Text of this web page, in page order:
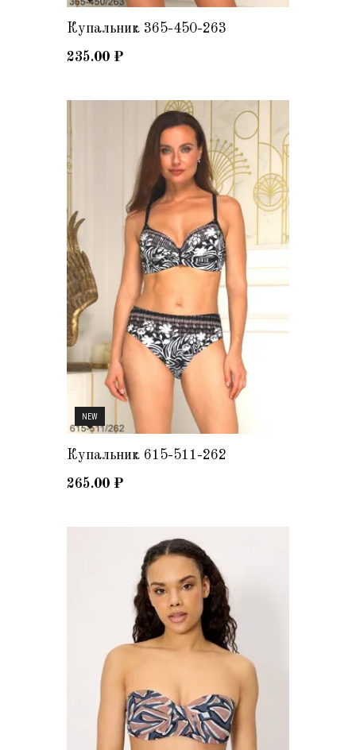
Купальник 365-450-263
235.00 ₽
NEW
Купальник 615-511-262
265.00 ₽